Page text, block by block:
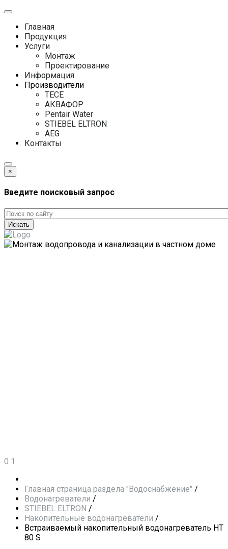
Главная
Продукция
Услуги
Монтаж
Проектирование
Информация
Производители
TECE
АКВАФОР
Pentair Water
STIEBEL ELTRON
AEG
Контакты
×
Введите поисковый запрос
Искать
0 1
Главная страница раздела "Водоснабжение" /
Водонагреватели /
STIEBEL ELTRON /
Накопительные водонагреватели /
Встраиваемый накопительный водонагреватель HT
80 S